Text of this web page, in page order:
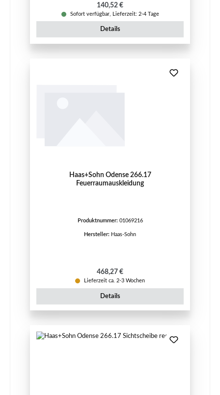
Regulärer Preis:
140,52 €
Sofort verfügbar, Lieferzeit: 2-4 Tage
Details
Haas+Sohn Odense 266.17
Feuerraumauskleidung
Produktnummer: 01069216
Hersteller: Haas-Sohn
Regulärer Preis:
468,27 €
Lieferzeit ca. 2-3 Wochen
Details